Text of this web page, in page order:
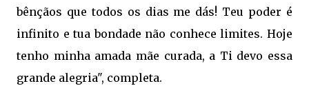
bênçãos que todos os dias me dás! Teu poder é
infinito e tua bondade não conhece limites. Hoje
tenho minha amada mãe curada, a Ti devo essa
grande alegria", completa.